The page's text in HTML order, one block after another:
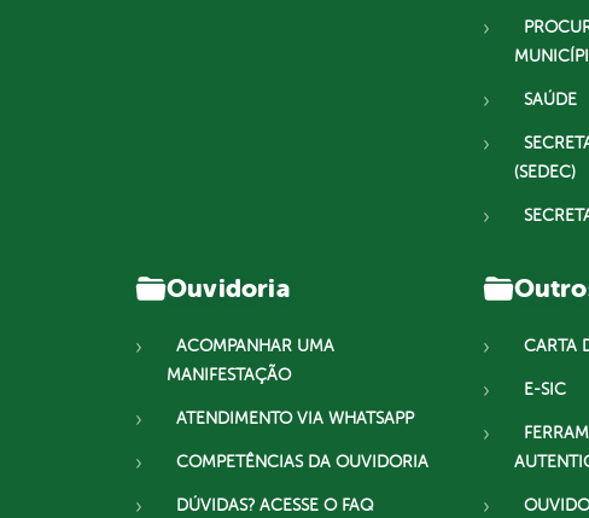
SAÚDE
(SEDEC)
Ouvidoria
ACOMPANHAR UMA
MANIFESTAÇÃO
ATENDIMENTO VIA WHATSAPP
COMPETÊNCIAS DA OUVIDORIA
DÚVIDAS? ACESSE O FAQ
CARTA
E-SIC